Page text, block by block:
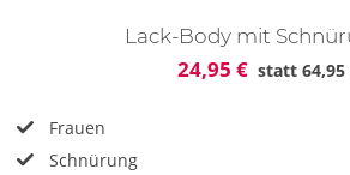
Lack-Body mit
24,95 € statt 64,95
Frauen
Schnürung